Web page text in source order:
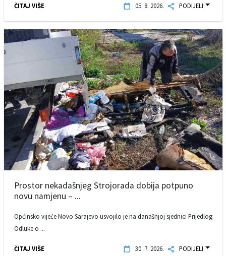
ČITAJ VIŠE 05. 8. 2026. PODIJELI
Prostor nekadašnjeg Strojorada dobija potpuno
novu namjenu – ...
Općinsko vijeće Novo Sarajevo usvojilo je na današnjoj sjednici Prijedlog
Odluke o ...
ČITAJ VIŠE 30. 7. 2026. PODIJELI